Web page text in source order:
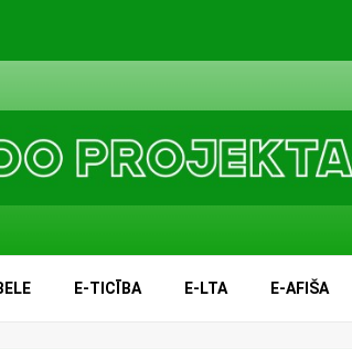
E-TICĪBA E-LTA E-AFIŠA